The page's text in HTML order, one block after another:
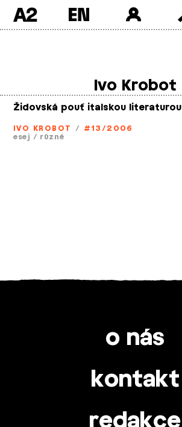
A2
Ivo Krobot
Židovská pouť italskou literaturou
IVO KROBOT / #13/2006
esej / různé
o nás
kontakt